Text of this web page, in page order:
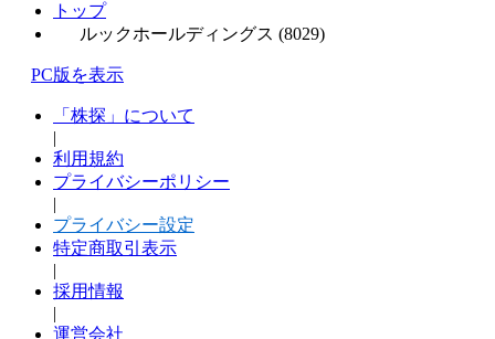
トップ
ルックホールディングス (8029)
PC版を表示
「株探」について
|
利用規約
プライバシーポリシー
|
プライバシー設定
特定商取引表示
|
採用情報
|
運営会社